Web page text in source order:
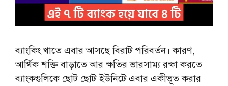
ব্যাংকিং খাতে এবার আসছে বিরাট পরিবর্তন। কারণ,
আর্থিক শক্তি বাড়াতে আর ক্ষতির ভারসাম্য রক্ষা করতে
ব্যাংকগুলিকে ছোট ছোট ইউনিটে এবার একীভূত করার